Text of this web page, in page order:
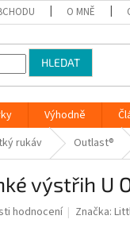
O MNĚ
HLEDAT
Výhodně
rukáv Outlast®
výstřih U
hodnocení Značka: